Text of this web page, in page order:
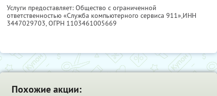
Услуги предоставляет: Общество с ограниченной
ответственностью «Служба компьютерного сервиса 911»,ИНН
3447029703, ОГРН 1103461005669
Похожие акции: